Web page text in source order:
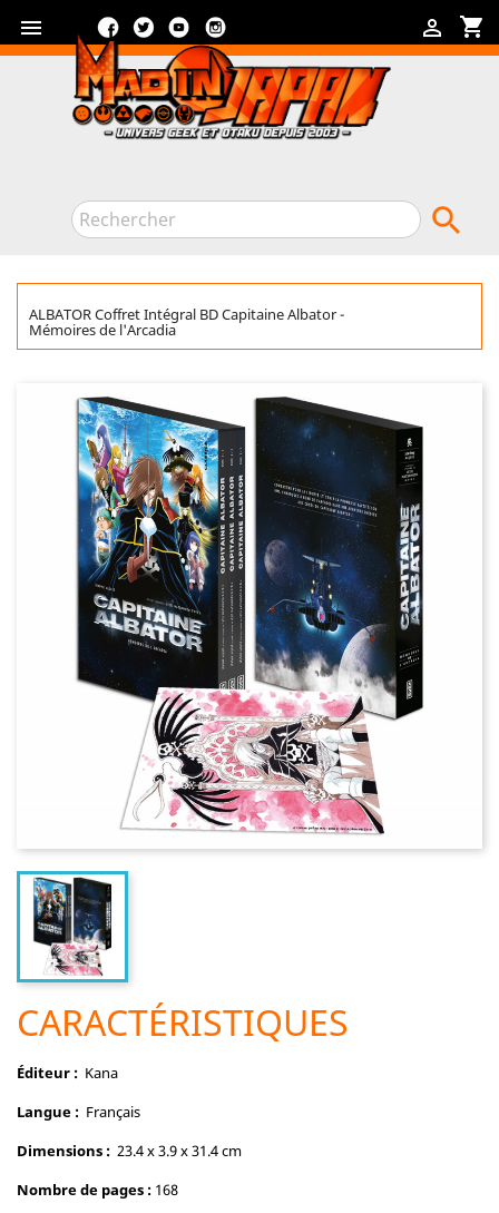
 shopping_cart

FacebookTwitterYouTube

ALBATOR Coffret Intégral BD Capitaine Albator -
Mémoires de l'Arcadia
CARACTÉRISTIQUES
Éditeur ‏: ‎ Kana
Langue ‏: ‎ Français
Dimensions ‏: ‎ 23.4 x 3.9 x 31.4 cm
Nombre de pages : 168